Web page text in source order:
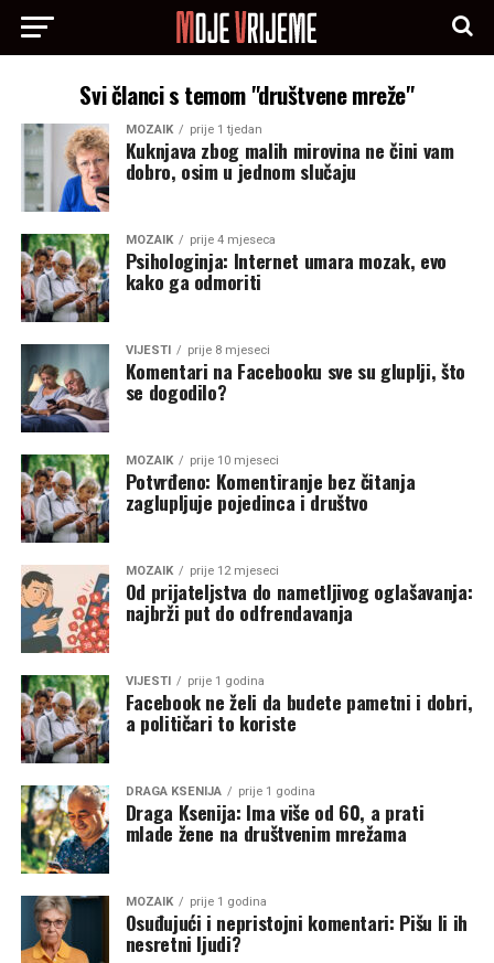
Svi članci s temom "društvene mreže"
MOZAIK prije 1 tjedan
Kuknjava zbog malih mirovina ne čini vam
dobro, osim u jednom slučaju
MOZAIK prije 4 mjeseca
Psihologinja: Internet umara mozak, evo
kako ga odmoriti
VIJESTI prije 8 mjeseci
Komentari na Facebooku sve su gluplji, što
se dogodilo?
MOZAIK prije 10 mjeseci
Potvrđeno: Komentiranje bez čitanja
zaglupljuje pojedinca i društvo
MOZAIK prije 12 mjeseci
Od prijateljstva do nametljivog oglašavanja:
najbrži put do odfrendavanja
VIJESTI prije 1 godina
Facebook ne želi da budete pametni i dobri,
a političari to koriste
DRAGA KSENIJA prije 1 godina
Draga Ksenija: Ima više od 60, a prati
mlade žene na društvenim mrežama
MOZAIK prije 1 godina
Osuđujući i nepristojni komentari: Pišu li ih
nesretni ljudi?